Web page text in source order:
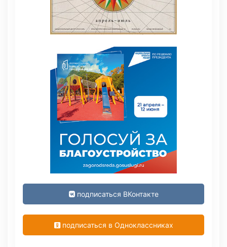
подписаться ВКонтакте
подписаться в Одноклассниках